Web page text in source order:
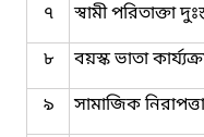
৭
স্বামী পরিতাক্তা
৮
বয়স্ক ভাতা
৯
সামাজিক